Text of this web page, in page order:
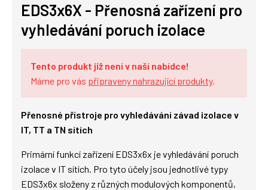
EDS3x6X - Přenosná zařízení pro
vyhledávání poruch izolace
Tento produkt již není v naší nabídce!
Máme pro vás připraveny nahrazující produkty.
Přenosné přístroje pro vyhledávání závad izolace v
IT, TT a TN sítích
Primární funkcí zařízení EDS3x6x je vyhledávání poruch
izolace v IT sítích. Pro tyto účely jsou jednotlivé typy
EDS3x6x složeny z různých modulových komponentů,